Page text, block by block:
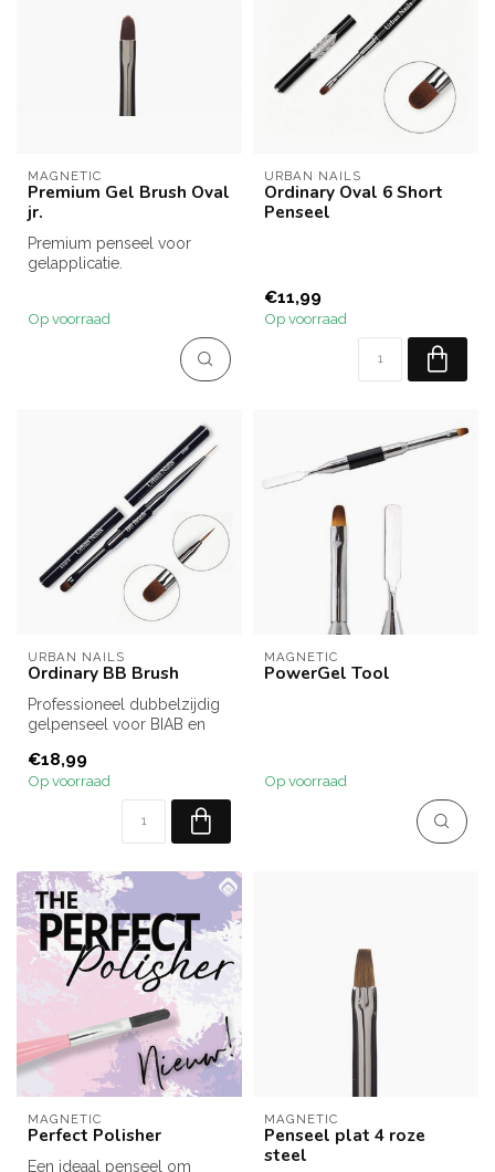
MAGNETIC
Premium Gel Brush Oval
jr.
Premium penseel voor
gelapplicatie.
Op voorraad
URBAN NAILS
Ordinary Oval 6 Short
Penseel
€11,99
Op voorraad
URBAN NAILS
Ordinary BB Brush
Professioneel dubbelzijdig
gelpenseel voor BIAB en
Ge...
€18,99
Op voorraad
MAGNETIC
PowerGel Tool
Op voorraad
MAGNETIC
Perfect Polisher
Een ideaal penseel om
MAGNETIC
Penseel plat 4 roze
steel